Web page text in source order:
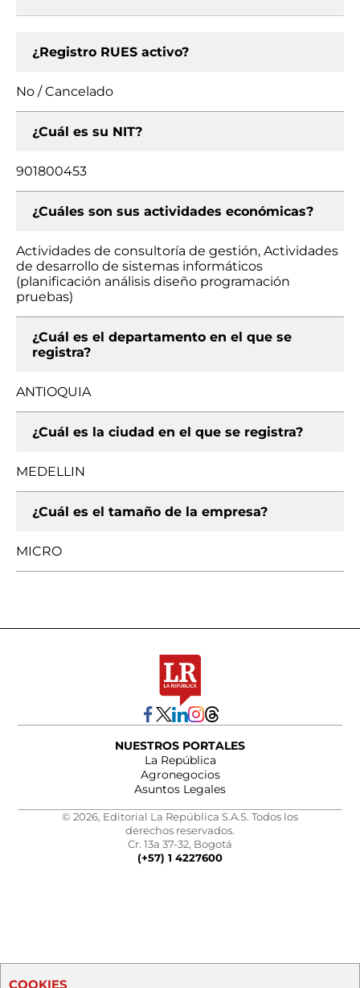
¿Registro RUES activo?
No / Cancelado
¿Cuál es su NIT?
901800453
¿Cuáles son sus actividades económicas?
Actividades de consultoría de gestión, Actividades
de desarrollo de sistemas informáticos
(planificación análisis diseño programación
pruebas)
¿Cuál es el departamento en el que se
registra?
ANTIOQUIA
¿Cuál es la ciudad en el que se registra?
MEDELLIN
¿Cuál es el tamaño de la empresa?
MICRO
NUESTROS PORTALES
La República
Agronegocios
Asuntos Legales
© 2026, Editorial La República S.A.S. Todos los
derechos reservados.
Cr. 13a 37-32, Bogotá
(+57) 1 4227600
COOKIES